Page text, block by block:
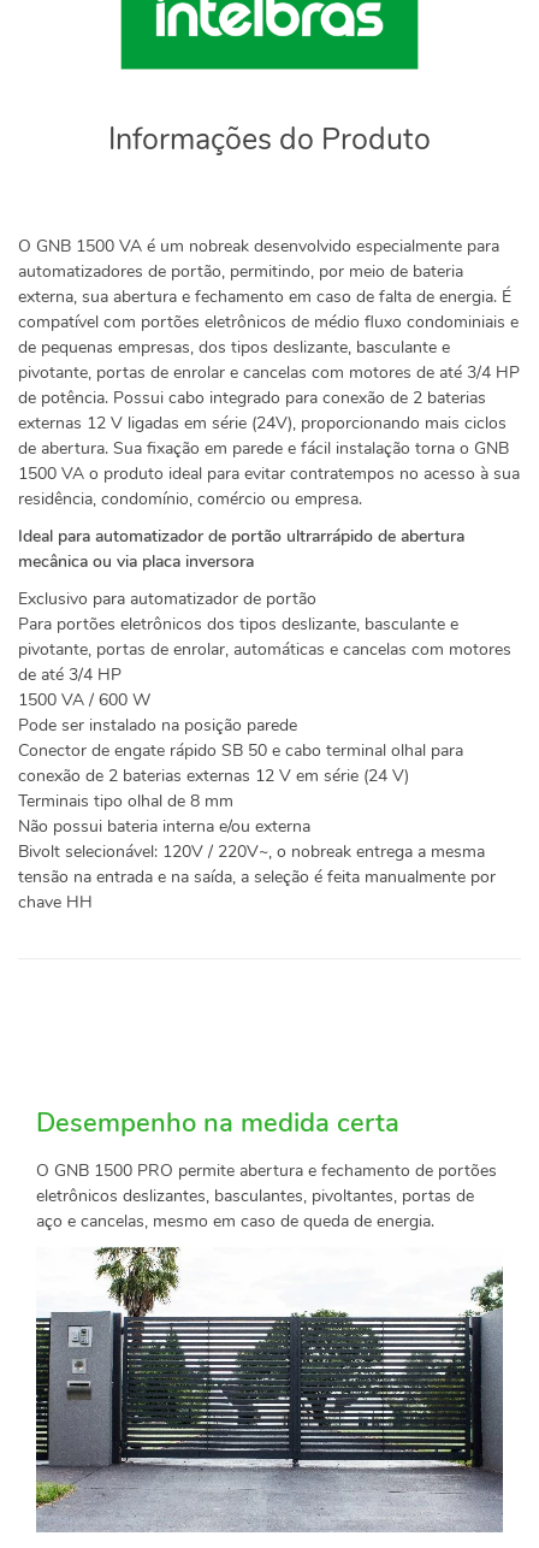
Informações do Produto
O GNB 1500 VA é um nobreak desenvolvido especialmente para
automatizadores de portão, permitindo, por meio de bateria
externa, sua abertura e fechamento em caso de falta de energia. É
compatível com portões eletrônicos de médio fluxo condominiais e
de pequenas empresas, dos tipos deslizante, basculante e
pivotante, portas de enrolar e cancelas com motores de até 3/4 HP
de potência. Possui cabo integrado para conexão de 2 baterias
externas 12 V ligadas em série (24V), proporcionando mais ciclos
de abertura. Sua fixação em parede e fácil instalação torna o GNB
1500 VA o produto ideal para evitar contratempos no acesso à sua
residência, condomínio, comércio ou empresa.
Ideal para automatizador de portão ultrarrápido de abertura
mecânica ou via placa inversora
Exclusivo para automatizador de portão
Para portões eletrônicos dos tipos deslizante, basculante e
pivotante, portas de enrolar, automáticas e cancelas com motores
de até 3/4 HP
1500 VA / 600 W
Pode ser instalado na posição parede
Conector de engate rápido SB 50 e cabo terminal olhal para
conexão de 2 baterias externas 12 V em série (24 V)
Terminais tipo olhal de 8 mm
Não possui bateria interna e/ou externa
Bivolt selecionável: 120V / 220V~, o nobreak entrega a mesma
tensão na entrada e na saída, a seleção é feita manualmente por
chave HH
Desempenho na medida certa
O GNB 1500 PRO permite abertura e fechamento de portões
eletrônicos deslizantes, basculantes, pivoltantes, portas de
aço e cancelas, mesmo em caso de queda de energia.